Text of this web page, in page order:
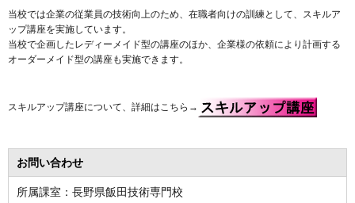
当校では企業の従業員の技術向上のため、在職者向けの訓練として、スキルア
ップ講座を実施しています。
当校で企画したレディーメイド型の講座のほか、企業様の依頼により計画する
オーダーメイド型の講座も実施できます。
スキルアップ講座について、詳細はこちら→
お問い合わせ
所属課室：長野県飯田技術専門校